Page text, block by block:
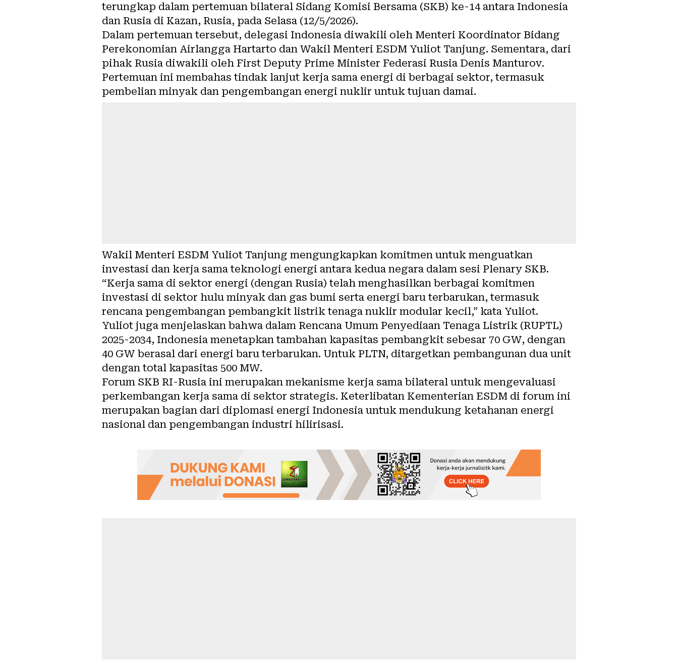
terungkap dalam pertemuan bilateral Sidang Komisi Bersama (SKB) ke-14 antara Indonesia
dan Rusia di Kazan, Rusia, pada Selasa (12/5/2026).
Dalam pertemuan tersebut, delegasi Indonesia diwakili oleh Menteri Koordinator Bidang
Perekonomian Airlangga Hartarto dan Wakil Menteri ESDM Yuliot Tanjung. Sementara, dari
pihak Rusia diwakili oleh First Deputy Prime Minister Federasi Rusia Denis Manturov.
Pertemuan ini membahas tindak lanjut kerja sama energi di berbagai sektor, termasuk
pembelian minyak dan pengembangan energi nuklir untuk tujuan damai.
Wakil Menteri ESDM Yuliot Tanjung mengungkapkan komitmen untuk menguatkan
investasi dan kerja sama teknologi energi antara kedua negara dalam sesi Plenary SKB.
“Kerja sama di sektor energi (dengan Rusia) telah menghasilkan berbagai komitmen
investasi di sektor hulu minyak dan gas bumi serta energi baru terbarukan, termasuk
rencana pengembangan pembangkit listrik tenaga nuklir modular kecil,” kata Yuliot.
Yuliot juga menjelaskan bahwa dalam Rencana Umum Penyediaan Tenaga Listrik (RUPTL)
2025-2034, Indonesia menetapkan tambahan kapasitas pembangkit sebesar 70 GW, dengan
40 GW berasal dari energi baru terbarukan. Untuk PLTN, ditargetkan pembangunan dua unit
dengan total kapasitas 500 MW.
Forum SKB RI-Rusia ini merupakan mekanisme kerja sama bilateral untuk mengevaluasi
perkembangan kerja sama di sektor strategis. Keterlibatan Kementerian ESDM di forum ini
merupakan bagian dari diplomasi energi Indonesia untuk mendukung ketahanan energi
nasional dan pengembangan industri hilirisasi.